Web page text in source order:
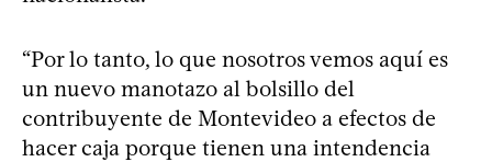
“Por lo tanto, lo que nosotros vemos aquí es
un nuevo manotazo al bolsillo del
contribuyente de Montevideo a efectos de
hacer caja porque tienen una intendencia